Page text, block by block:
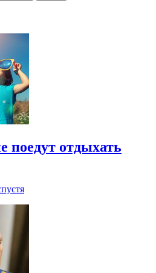
поедут отдыхать